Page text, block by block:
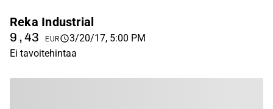
Reka Industrial
9,43 EUR
3/20/17, 5:00 PM
Ei tavoitehintaa